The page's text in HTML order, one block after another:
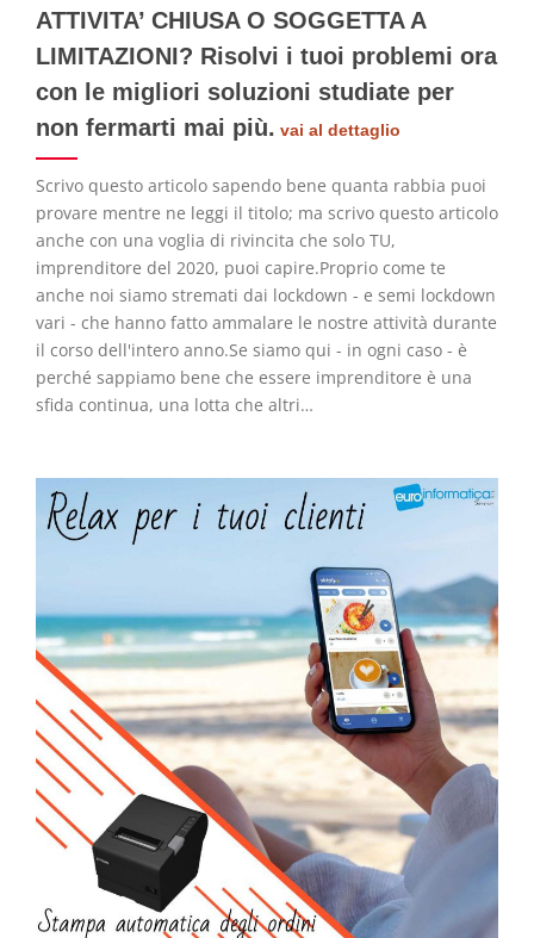
ATTIVITA’ CHIUSA O SOGGETTA A
LIMITAZIONI? Risolvi i tuoi problemi ora
con le migliori soluzioni studiate per
non fermarti mai più. vai al dettaglio
Scrivo questo articolo sapendo bene quanta rabbia puoi
provare mentre ne leggi il titolo; ma scrivo questo articolo
anche con una voglia di rivincita che solo TU,
imprenditore del 2020, puoi capire.Proprio come te
anche noi siamo stremati dai lockdown - e semi lockdown
vari - che hanno fatto ammalare le nostre attività durante
il corso dell'intero anno.Se siamo qui - in ogni caso - è
perché sappiamo bene che essere imprenditore è una
sfida continua, una lotta che altri…